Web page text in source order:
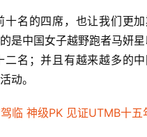
十名的四席，也让我们更
是中国女子越野跑者马妍
二名；并且有越来越多的
动。
临 神级PK 见证UTMB十五